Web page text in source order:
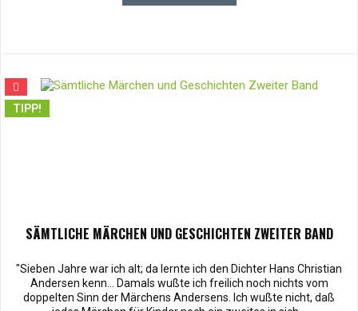
TIPP!
SÄMTLICHE MÄRCHEN UND GESCHICHTEN ZWEITER BAND
"Sieben Jahre war ich alt; da lernte ich den Dichter Hans Christian
Andersen kenn... Damals wußte ich freilich noch nichts vom
doppelten Sinn der Märchens Andersens. Ich wußte nicht, daß